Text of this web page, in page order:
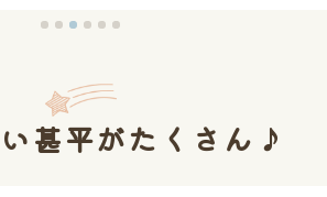
甚平がたくさん♪